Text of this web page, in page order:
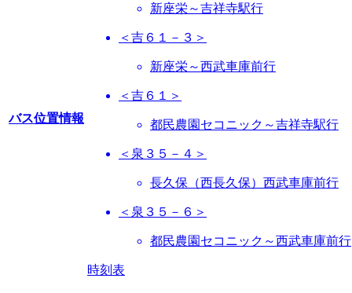
バス位置情報
新座栄～吉祥寺駅行
＜吉６１－３＞
新座栄～西武車庫前行
＜吉６１＞
都民農園セコニック～吉祥寺駅行
＜泉３５－４＞
長久保（西長久保）西武車庫前行
＜泉３５－６＞
都民農園セコニック～西武車庫前行
時刻表